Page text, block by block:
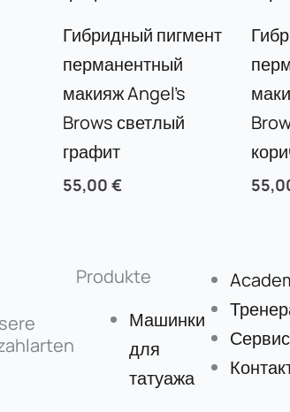
Гибридный пигмент
перманентный
макияж Angel’s
Brows светлый
графит
55,00€
Produkte
Машинки
для
татуажа
Сервис